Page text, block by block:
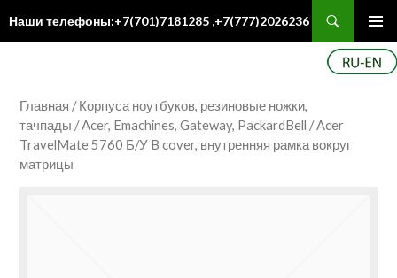
Наши телефоны:+7(701)7181285 ,+7(777)2026236
Главная /Корпуса ноутбуков, резиновые ножки,
тачпады /Acer, Emachines, Gateway, PackardBell / Acer
TravelMate 5760 Б/У B cover, внутренняя рамка вокруг
матрицы